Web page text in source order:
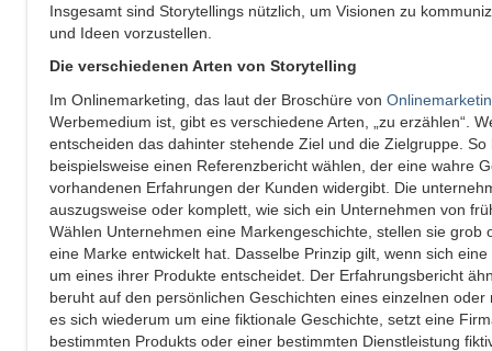
Insgesamt sind Storytellings nützlich, um Visionen zu
und Ideen vorzustellen.
Die verschiedenen Arten von Storytelling
Im Onlinemarketing, das laut der Broschüre von
Werbemedium ist, gibt es verschiedene Arten, „zu erzählen“.
entscheiden das dahinter stehende Ziel und die Zielgruppe.
beispielsweise einen Referenzbericht wählen, der eine wahre
vorhandenen Erfahrungen der Kunden widergibt. Die
auszugsweise oder komplett, wie sich ein Unternehmen von
Wählen Unternehmen eine Markengeschichte, stellen sie grob
eine Marke entwickelt hat. Dasselbe Prinzip gilt, wenn sich
um eines ihrer Produkte entscheidet. Der Erfahrungsbericht
beruht auf den persönlichen Geschichten eines einzelnen
es sich wiederum um eine fiktionale Geschichte, setzt eine
bestimmten Produkts oder einer bestimmten Dienstleistung